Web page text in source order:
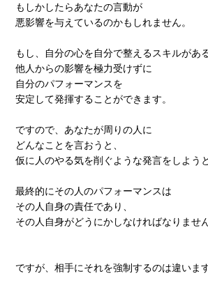
もしかしたらあなたの言動が
悪影響を与えているのかもしれません。
もし、自分の心を自分で整えるスキルがあ
他人からの影響を極力受けずに
自分のパフォーマンスを
安定して発揮することができます。
ですので、あなたが周りの人に
どんなことを言おうと、
仮に人のやる気を削ぐような発言をしようと
最終的にその人のパフォーマンスは
その人自身の責任であり、
その人自身がどうにかしなければなりません
ですが、相手にそれを強制するのは違います